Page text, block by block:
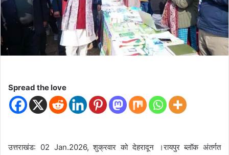
i
l
Spread the love
उत्तराखंड: 02 Jan.2026, शुक्रवार को देहरादून ।रायपुर ब्लॉक अंतर्गत